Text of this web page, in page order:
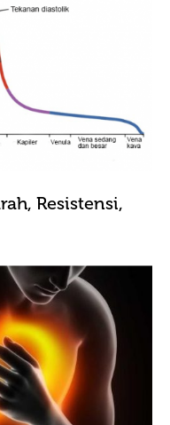
Resistensi,